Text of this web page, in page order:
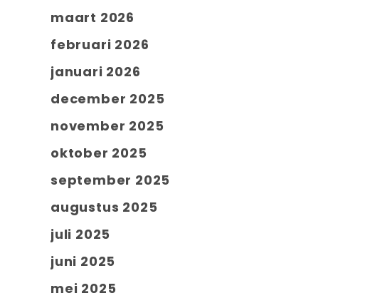
maart 2026
februari 2026
januari 2026
december 2025
november 2025
oktober 2025
september 2025
augustus 2025
juli 2025
juni 2025
mei 2025